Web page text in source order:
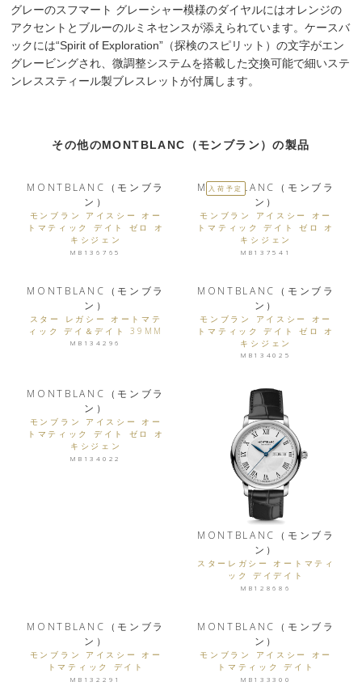
グレーのスフマート グレーシャー模様のダイヤルにはオレンジの
アクセントとブルーのルミネセンスが添えられています。ケースバ
ックには“Spirit of Exploration”（探検のスピリット）の文字がエン
グレービングされ、微調整システムを搭載した交換可能で細いステ
ンレススティール製ブレスレットが付属します。
その他のMONTBLANC（モンブラン）の製品
MONTBLANC（モンブラ
ン）
モンブラン アイスシー オー
トマティック デイト ゼロ オ
キシジェン
MB136765
入荷予定
MONTBLANC（モンブラ
ン）
モンブラン アイスシー オー
トマティック デイト ゼロ オ
キシジェン
MB137541
MONTBLANC（モンブラ
ン）
スター レガシー オートマテ
ィック デイ＆デイト 39MM
MB134296
MONTBLANC（モンブラ
ン）
モンブラン アイスシー オー
トマティック デイト ゼロ オ
キシジェン
MB134025
MONTBLANC（モンブラ
ン）
モンブラン アイスシー オー
トマティック デイト ゼロ オ
キシジェン
MB134022
MONTBLANC（モンブラ
ン）
スターレガシー オートマティ
ック デイデイト
MB128686
MONTBLANC（モンブラ
ン）
モンブラン アイスシー オー
トマティック デイト
MB132291
MONTBLANC（モンブラ
ン）
モンブラン アイスシー オー
トマティック デイト
MB133300